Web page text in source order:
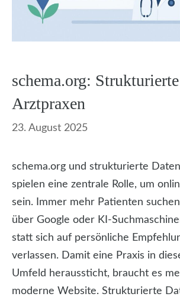
schema.org:
Arztpraxen
23. August 2025
schema.org und strukturierte
spielen eine zentrale Rolle, um
sein. Immer mehr Patienten
über Google oder KI-
statt sich auf persönliche
verlassen. Damit eine Praxis in
Umfeld heraussticht, braucht es
moderne Website. Strukturierte